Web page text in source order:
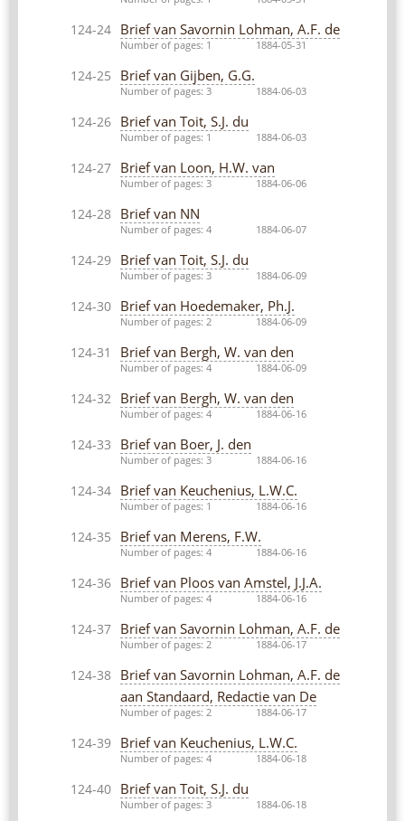
124-24 Brief van Savornin Lohman, A.F. de
Number of pages: 1 1884-05-31
124-25 Brief van Gijben, G.G.
Number of pages: 3 1884-06-03
124-26 Brief van Toit, S.J. du
Number of pages: 1 1884-06-03
124-27 Brief van Loon, H.W. van
Number of pages: 3 1884-06-06
124-28 Brief van NN
Number of pages: 4 1884-06-07
124-29 Brief van Toit, S.J. du
Number of pages: 3 1884-06-09
124-30 Brief van Hoedemaker, Ph.J.
Number of pages: 2 1884-06-09
124-31 Brief van Bergh, W. van den
Number of pages: 4 1884-06-09
124-32 Brief van Bergh, W. van den
Number of pages: 4 1884-06-16
124-33 Brief van Boer, J. den
Number of pages: 3 1884-06-16
124-34 Brief van Keuchenius, L.W.C.
Number of pages: 1 1884-06-16
124-35 Brief van Merens, F.W.
Number of pages: 4 1884-06-16
124-36 Brief van Ploos van Amstel, J.J.A.
Number of pages: 4 1884-06-16
124-37 Brief van Savornin Lohman, A.F. de
Number of pages: 2 1884-06-17
124-38
Brief van Savornin Lohman, A.F. de
aan Standaard, Redactie van De
Number of pages: 2 1884-06-17
124-39 Brief van Keuchenius, L.W.C.
Number of pages: 4 1884-06-18
124-40 Brief van Toit, S.J. du
Number of pages: 3 1884-06-18